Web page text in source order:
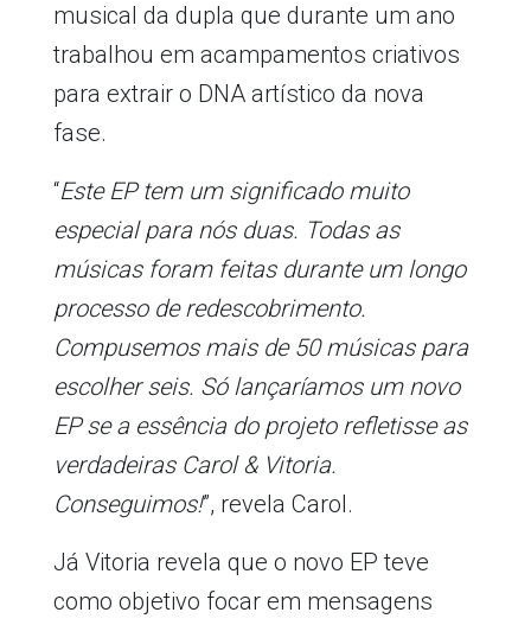
musical da dupla que durante um ano
trabalhou em acampamentos criativos
para extrair o DNA artístico da nova
fase.
“Este EP tem um significado muito
especial para nós duas. Todas as
músicas foram feitas durante um longo
processo de redescobrimento.
Compusemos mais de 50 músicas para
escolher seis. Só lançaríamos um novo
EP se a essência do projeto refletisse as
verdadeiras Carol & Vitoria.
Conseguimos!”, revela Carol.
Já Vitoria revela que o novo EP teve
como objetivo focar em mensagens